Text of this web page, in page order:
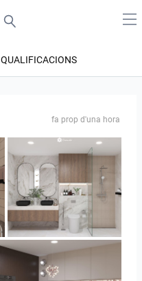
QUALIFICACIONS
fa prop d'una hora
HANIN_BATHROOM